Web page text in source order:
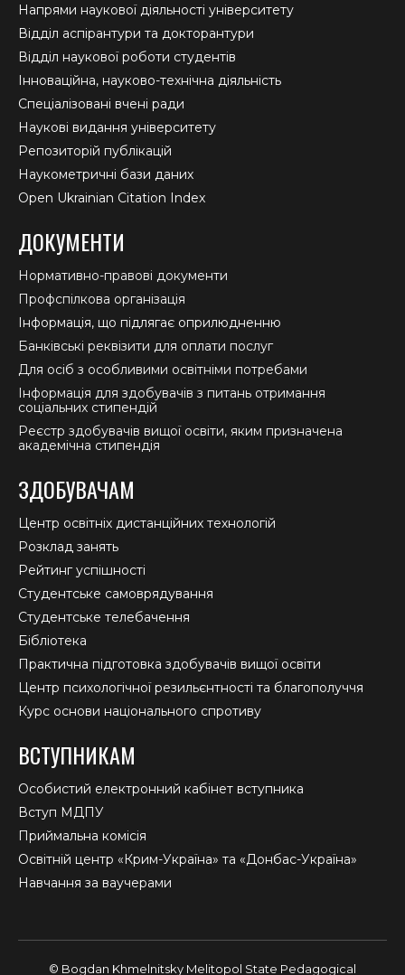
Напрями наукової діяльності університету
Відділ аспірантури та докторантури
Відділ наукової роботи студентів
Інноваційна, науково-технічна діяльність
Спеціалізовані вчені ради
Наукові видання університету
Репозиторій публікацій
Наукометричні бази даних
Open Ukrainian Citation Index
ДОКУМЕНТИ
Нормативно-правові документи
Профспілкова організація
Інформація, що підлягає оприлюдненню
Банківські реквізити для оплати послуг
Для осіб з особливими освітніми потребами
Інформація для здобувачів з питань отримання
соціальних стипендій
Реєстр здобувачів вищої освіти, яким призначена
академічна стипендія
ЗДОБУВАЧАМ
Центр освітніх дистанційних технологій
Розклад занять
Рейтинг успішності
Студентське самоврядування
Студентське телебачення
Бібліотека
Практична підготовка здобувачів вищої освіти
Центр психологічної резильєнтності та благополуччя
Курс основи національного спротиву
ВСТУПНИКАМ
Особистий електронний кабінет вступника
Вступ МДПУ
Приймальна комісія
Освітній центр «Крим-Україна» та «Донбас-Україна»
Навчання за ваучерами
© Bogdan Khmelnitsky Melitopol State Pedagogical